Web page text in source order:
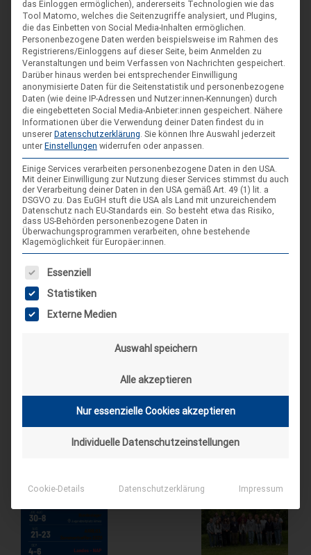
DIE NÄCHSTEN VERANSTALTUNGEN
ARR|JEL Sommertreffen 2026
21. Aug. 26
Blankenburg (Harz)-Wienrode
Landes-NAP 2026
4. Sep. 26
Hameln
04
Sep.
Spieleseminar - Werde zur Spielfigur“ -
Spiele im XXL-Format
[alle Veranstaltungen]
AKTUELLE BEITRÄGE AUF INSTAGRAM
das Einloggen ermöglichen), andererseits Technologien wie das
Tool Matomo, welches die Seitenzugriffe analysiert, und Plugins,
die das Einbetten von Social Media-Inhalten ermöglichen.
Personenbezogene Daten werden beispielsweise im Rahmen des
Registrierens/Einloggens auf dieser Seite, beim Anmelden zu
Veranstaltungen und beim Verfassen von Nachrichten gespeichert.
Darüber hinaus werden bei entsprechender Einwilligung
anonymisierte Daten für die Seitenstatistik und personenbezogene
Daten (wie deine IP-Adressen und Nutzer:innen-Kennungen) durch
die eingebetteten Social Media-Anbieter:innen gespeichert. Nähere
Informationen über die Verwendung deiner Daten findest du in
unserer Datenschutzerklärung. Sie können Ihre Auswahl jederzeit
unter Einstellungen widerrufen oder anpassen.
Einige Services verarbeiten personenbezogene Daten in den USA.
Mit deiner Einwilligung zur Nutzung dieser Services stimmst du auch
der Verarbeitung deiner Daten in den USA gemäß Art. 49 (1) lit. a
DSGVO zu. Das EuGH stuft die USA als Land mit unzureichendem
Datenschutz nach EU-Standards ein. So besteht etwa das Risiko,
dass US-Behörden personenbezogene Daten in
Überwachungsprogrammen verarbeiten, ohne bestehende
Klagemöglichkeit für Europäer:innen.
Es folgt eine Liste der Service-Gruppen, für die eine
Essenziell
Statistiken
Externe Medien
Auswahl speichern
Alle akzeptieren
Nur essenzielle Cookies akzeptieren
Individuelle Datenschutzeinstellungen
Cookie-Details Datenschutzerklärung Impressum